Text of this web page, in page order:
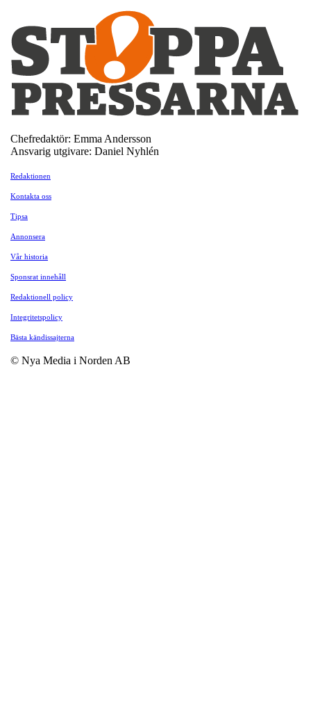
Chefredaktör: Emma Andersson
Ansvarig utgivare: Daniel Nyhlén
Redaktionen
Kontakta oss
Tipsa
Annonsera
Vår historia
Sponsrat innehåll
Redaktionell policy
Integritetspolicy
Bästa kändissajterna
© Nya Media i Norden AB